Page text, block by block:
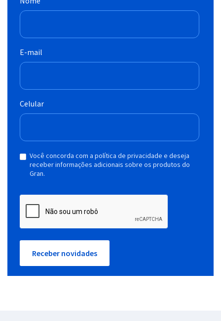
E-mail
Celular
Você concorda com a política de privacidade e deseja
receber informações adicionais sobre os produtos do
Gran.
Receber novidades